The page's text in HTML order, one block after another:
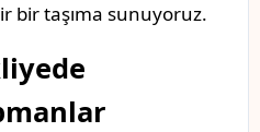
bir taşıma sunuyoruz.